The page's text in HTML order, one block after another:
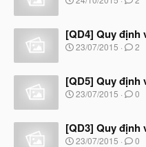
y
b
ắ
đ
ầ
u
[QD4] Quy định
N
y
b
ắ
đ
ầ
23/07/2015 2
[QD5] Quy định
N
y
b
23/07/2015 0
[QD3] Quy định
N
23/07/2015 0